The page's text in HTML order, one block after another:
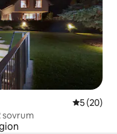
5 av 5 i
5 (20)
sovrum